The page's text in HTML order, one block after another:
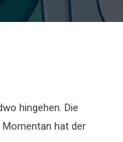
hingehen. Die
hat der